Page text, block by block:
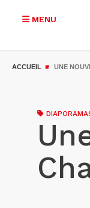
MENU
ACCUEIL UNE